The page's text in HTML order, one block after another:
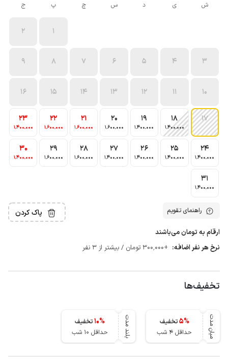
ش ی د س چ پ ج
1
2
3
4
5
6
7
8
9
10
11
12
13
14
15
16
17
18
1٬400٬000
19
1٬400٬000
20
1٬600٬000
21
1٬600٬000
22
1٬600٬000
23
1٬400٬000
24
1٬400٬000
25
1٬400٬000
26
1٬400٬000
27
1٬400٬000
28
1٬600٬000
29
1٬600٬000
30
1٬400٬000
31
1٬400٬000
راهنمای تقویم پاک کردن
ارقام به تومان می‌باشند
نرخ هر نفر اضافه: +300٬000 تومان / بیشتر از 3 نفر
تخفیف‌ها
میان مدت 5%
تخفیف
حداقل 4 شب
بلند مدت 10%
تخفیف
حداقل 10 شب